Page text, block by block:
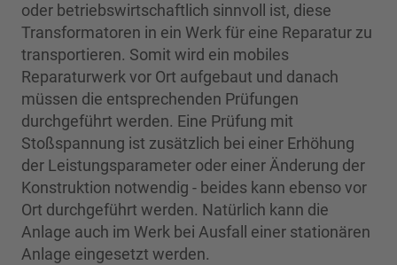
oder betriebswirtschaftlich sinnvoll ist, diese
Transformatoren in ein Werk für eine Reparatur zu
transportieren. Somit wird ein mobiles
Reparaturwerk vor Ort aufgebaut und danach
müssen die entsprechenden Prüfungen
durchgeführt werden. Eine Prüfung mit
Stoßspannung ist zusätzlich bei einer Erhöhung
der Leistungsparameter oder einer Änderung der
Konstruktion notwendig - beides kann ebenso vor
Ort durchgeführt werden. Natürlich kann die
Anlage auch im Werk bei Ausfall einer stationären
Anlage eingesetzt werden.